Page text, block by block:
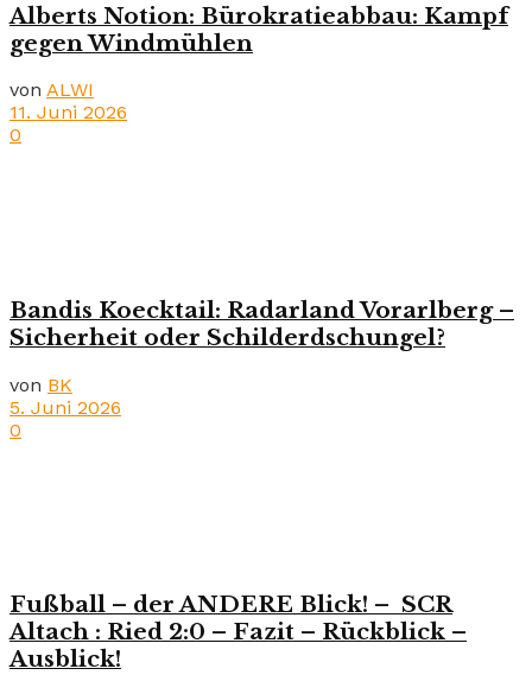
Alberts Notion: Bürokratieabbau: Kampf
gegen Windmühlen
von ALWI
11. Juni 2026
0
Bandis Koecktail: Radarland Vorarlberg –
Sicherheit oder Schilderdschungel?
von BK
5. Juni 2026
0
Fußball – der ANDERE Blick! – SCR
Altach : Ried 2:0 – Fazit – Rückblick –
Ausblick!